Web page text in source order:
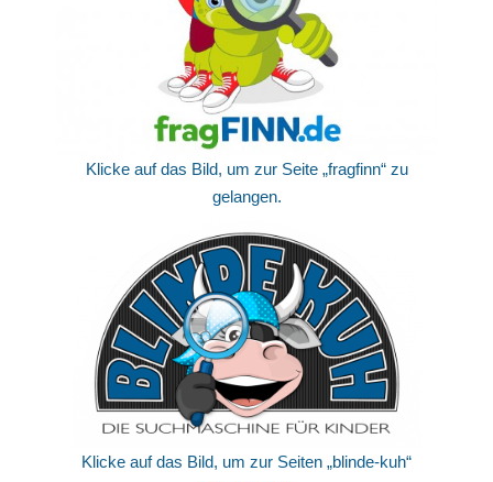
Klicke auf das Bild, um zur Seite „fragfinn“ zu
gelangen.
Klicke auf das Bild, um zur Seiten „blinde-kuh“